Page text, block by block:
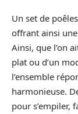
Un set de
offrant ainsi
Ainsi, que l’on
plat ou d’un
l’ensemble
harmonieuse.
pour s’empiler,